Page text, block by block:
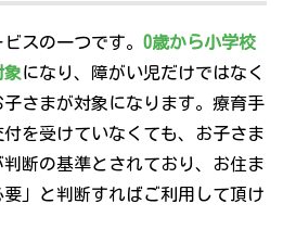
スの一つです。 0歳から小学校
象になり、障がい児だけではなく
さまが対象になります。療育手
を受けていなくても、お子さま
断の基準とされており、お住ま
」と判断すればご利用して頂け